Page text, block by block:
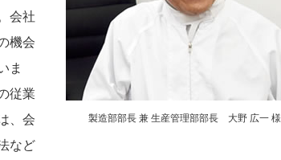
会社
機会
ま
従業
、会
など
製造部部長 兼 生産管理部部長 大野 広一 様